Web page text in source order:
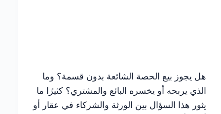
هل يجوز بيع الحصة الشائعة بدون قسمة؟ وما
الذي يربحه أو يخسره البائع والمشتري؟ كثيرًا ما
يثور هذا السؤال بين الورثة والشركاء في عقار أو